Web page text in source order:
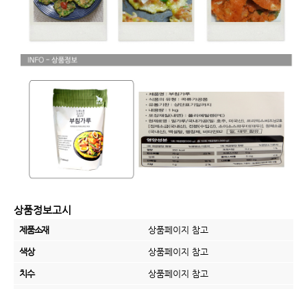
상품정보고시
제품소재 상품페이지 참고
색상 상품페이지 참고
치수 상품페이지 참고